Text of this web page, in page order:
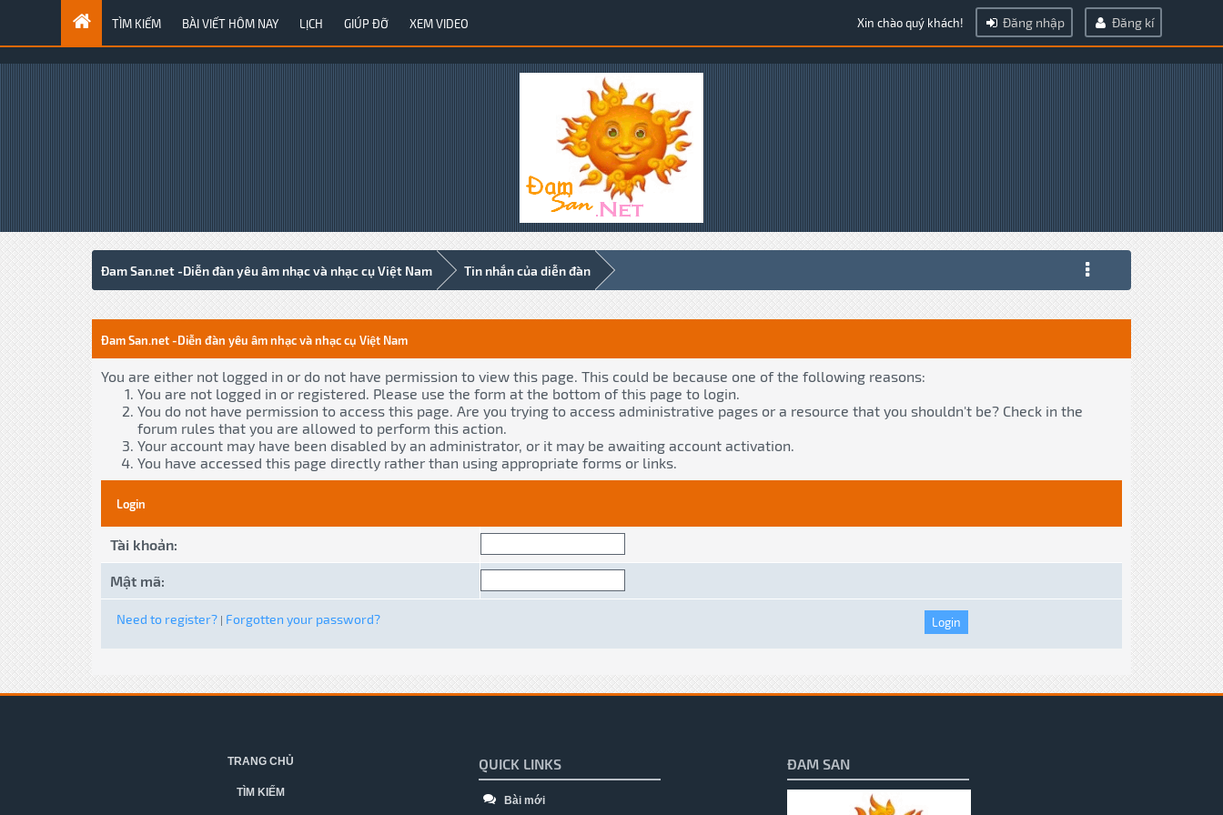
TÌM KIẾM BÀI VIẾT HÔM NAY LỊCH GIÚP ĐỠ XEM VIDEO Xin chào quý khách! Đăng nhập Đăng kí
Đam San.net -Diễn đàn yêu âm nhạc và nhạc cụ Việt Nam Tin nhắn của diễn đàn
Đam San.net -Diễn đàn yêu âm nhạc và nhạc cụ Việt Nam
You are either not logged in or do not have permission to view this page. This could be because one of the following reasons:
You are not logged in or registered. Please use the form at the bottom of this page to login.
You do not have permission to access this page. Are you trying to access administrative pages or a resource that you shouldn't be? Check in the
forum rules that you are allowed to perform this action.
Your account may have been disabled by an administrator, or it may be awaiting account activation.
You have accessed this page directly rather than using appropriate forms or links.
Login
Tài khoản:
Mật mã:
Need to register?| Forgotten your password?
TRANG CHỦ
TÌM KIẾM
QUICK LINKS
Bài mới
ĐAM SAN